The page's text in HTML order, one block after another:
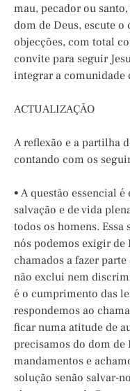
mau, pecador ou
dom de Deus, escute o
objecções, com total
convite para seguir
integrar a comunidade
ACTUALIZAÇÃO
A reflexão e a partilha
contando com os
• A questão essencial
salvação e de vida
todos os homens.
nós podemos exigir de
chamados a fazer
não exclui nem
é o cumprimento das
respondemos ao
ficar numa atitude de
precisamos do dom
mandamentos e
solução senão salvar-